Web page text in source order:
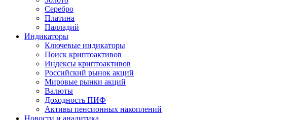
Серебро
Платина
Палладий
Индикаторы
Ключевые индикаторы
Поиск криптоактивов
Индексы криптоактивов
Российский рынок акций
Мировые рынки акций
Валюты
Доходность ПИФ
Активы пенсионных накоплений